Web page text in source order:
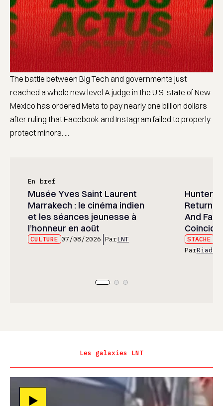
The battle between Big Tech and governments just
reached a whole new level.A judge in the U.S. state of New
Mexico has ordered Meta to pay nearly one billion dollars
after ruling that Facebook and Instagram failed to properly
protect minors. ...
En bref
Musée Yves Saint Laurent
Marrakech : le cinéma indien
et les séances jeunesse à
l’honneur en août
CULTURE 07/08/2026 ParLNT
Hunter
And
STACHE
ParRiad
Les galaxies LNT